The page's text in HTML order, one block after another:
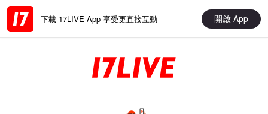
下載 17LIVE App 享受更直接互動 開啟 App